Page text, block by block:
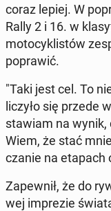
coraz lepiej. W
Rally 2 i 16. w
mo­to­cy­kli­stów
po­pra­wić.
"Taki jest cel. To
liczyło się przede
stawiam na wynik,
Wiem, że stać
cza­nie na etapach
Za­pew­nił, że do
wej im­pre­zie